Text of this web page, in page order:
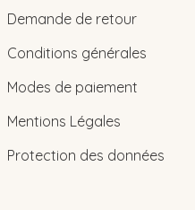
Demande de retour
Conditions générales
Modes de paiement
Mentions Légales
Protection des données